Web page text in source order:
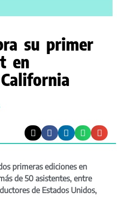
su primer
en
primeras ediciones en
de 50 asistentes, entre
de Estados Unidos,